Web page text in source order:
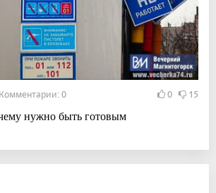
0 0 15
нужно быть готовым